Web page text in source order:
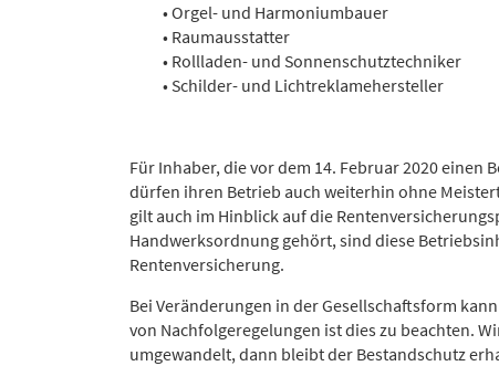
• Orgel- und Harmoniumbauer
• Raumausstatter
• Rollladen- und Sonnenschutztechniker
• Schilder- und Lichtreklamehersteller
Für Inhaber, die vor dem 14. Februar 2020 einen
dürfen ihren Betrieb auch weiterhin ohne
gilt auch im Hinblick auf die
Handwerksordnung gehört, sind diese
Rentenversicherung.
Bei Veränderungen in der Gesellschaftsform
von Nachfolgeregelungen ist dies zu beachten.
umgewandelt, dann bleibt der Bestandschutz